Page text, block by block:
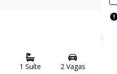
1 Suíte 2Vagas